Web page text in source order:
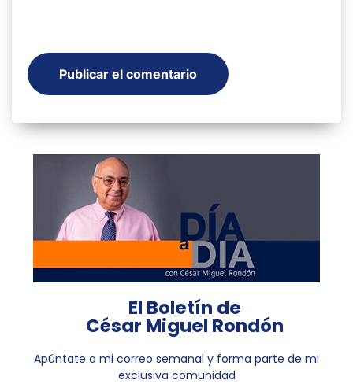
El Boletín de
César Miguel Rondón
Apúntate a mi correo semanal y forma parte de mi
exclusiva comunidad